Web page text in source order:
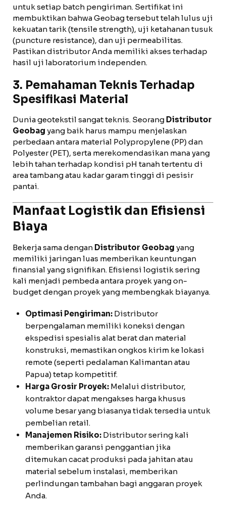
untuk setiap batch pengiriman. Sertifikat ini
membuktikan bahwa Geobag tersebut telah lulus uji
kekuatan tarik (tensile strength), uji ketahanan tusuk
(puncture resistance), dan uji permeabilitas.
Pastikan distributor Anda memiliki akses terhadap
hasil uji laboratorium independen.
3. Pemahaman Teknis Terhadap
Spesifikasi Material
Dunia geotekstil sangat teknis. Seorang Distributor
Geobag yang baik harus mampu menjelaskan
perbedaan antara material Polypropylene (PP) dan
Polyester (PET), serta merekomendasikan mana yang
lebih tahan terhadap kondisi pH tanah tertentu di
area tambang atau kadar garam tinggi di pesisir
pantai.
Manfaat Logistik dan Efisiensi
Biaya
Bekerja sama dengan Distributor Geobag yang
memiliki jaringan luas memberikan keuntungan
finansial yang signifikan. Efisiensi logistik sering
kali menjadi pembeda antara proyek yang on-
budget dengan proyek yang membengkak biayanya.
Optimasi Pengiriman: Distributor
berpengalaman memiliki koneksi dengan
ekspedisi spesialis alat berat dan material
konstruksi, memastikan ongkos kirim ke lokasi
remote (seperti pedalaman Kalimantan atau
Papua) tetap kompetitif.
Harga Grosir Proyek: Melalui distributor,
kontraktor dapat mengakses harga khusus
volume besar yang biasanya tidak tersedia untuk
pembelian retail.
Manajemen Risiko: Distributor sering kali
memberikan garansi penggantian jika
ditemukan cacat produksi pada jahitan atau
material sebelum instalasi, memberikan
perlindungan tambahan bagi anggaran proyek
Anda.